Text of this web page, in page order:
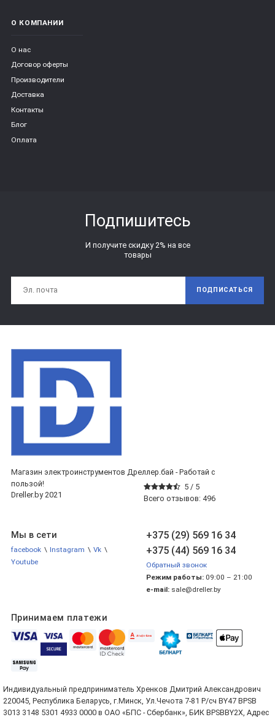
О КОМПАНИИ
О нас
Договор оферты
Производители
Доставка
Контакты
Блог
Оплата
Подпишитесь
И получите скидку 2% на все
товары
ПОДПИСАТЬСЯ
Магазин электроинструментов Дреллер.бай - Работай с
пользой!
5 / 5
Всего отзывов: 496
Dreller.by 2021
+375 (29) 569 16 34
+375 (44) 569 16 34
Обратный звонок
Режим работы: 09:00 – 21:00
e-mail: sale@dreller.by
Мы в сети
facebook \ Instagram \ Vk \
Youtube
Принимаем платежи
Индивидуальный предприниматель Хренков Дмитрий Александрович
220045, Республика Беларусь, г.Минск, Ул.Чечота 7-81 Р/сч BY47 BPSB
3013 3148 5301 4933 0000 в ОАО «БПС - Сбербанк», БИК BPSBBY2X, Адрес